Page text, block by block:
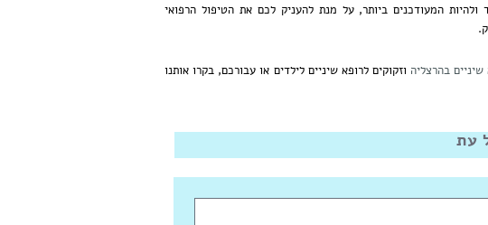
המעודכנים ביותר, על מנת להעניק לכם את הטיפול הרפואי
שיניים בהרצליה וזקוקים לרופא שיניים לילדים או עבורכם, בקרו אותנו
עת